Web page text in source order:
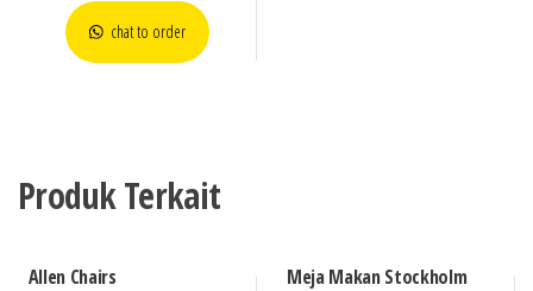
chat to order
Produk Terkait
Allen Chairs Meja Makan Stockholm